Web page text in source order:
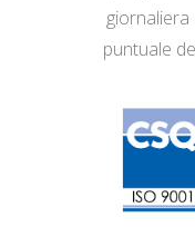
giornaliera
puntuale